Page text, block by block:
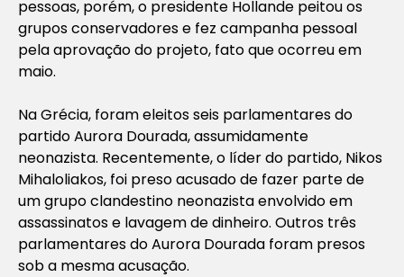
pessoas, porém, o presidente Hollande peitou os
grupos conservadores e fez campanha pessoal
pela aprovação do projeto, fato que ocorreu em
maio.
Na Grécia, foram eleitos seis parlamentares do
partido Aurora Dourada, assumidamente
neonazista. Recentemente, o líder do partido, Nikos
Mihaloliakos, foi preso acusado de fazer parte de
um grupo clandestino neonazista envolvido em
assassinatos e lavagem de dinheiro. Outros três
parlamentares do Aurora Dourada foram presos
sob a mesma acusação.